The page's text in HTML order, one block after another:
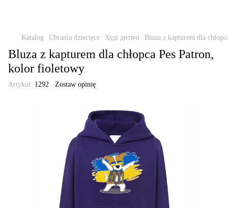
Katalog Ubrania dziecięce Худі дитячі Bluza z kapturem dla
Bluza z kapturem dla chłopca Pes Patron,
kolor fioletowy
Artykuł: 1292 Zostaw opinię